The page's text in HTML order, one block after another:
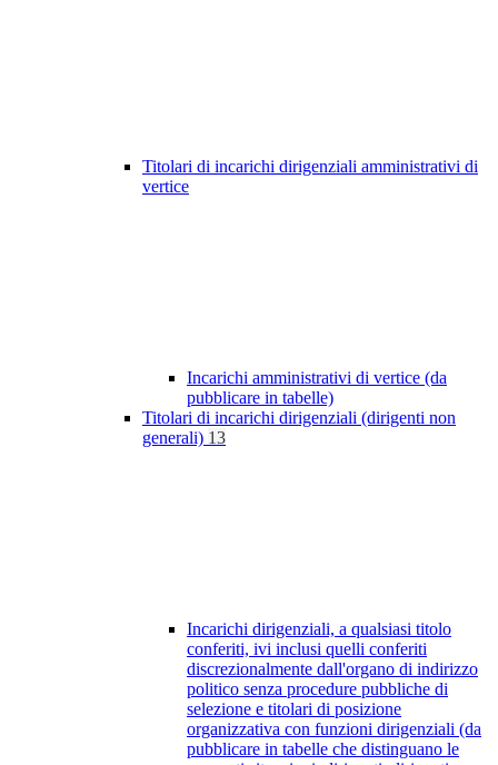
Titolari di incarichi dirigenziali amministrativi di
vertice
Incarichi amministrativi di vertice (da
pubblicare in tabelle)
Titolari di incarichi dirigenziali (dirigenti non
generali) 13
Incarichi dirigenziali, a qualsiasi titolo
conferiti, ivi inclusi quelli conferiti
discrezionalmente dall'organo di indirizzo
politico senza procedure pubbliche di
selezione e titolari di posizione
organizzativa con funzioni dirigenziali (da
pubblicare in tabelle che distinguano le